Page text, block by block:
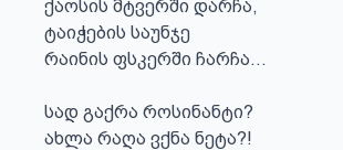
ქაოსის მტვერში დარჩა,
ტაიჭების საუნჯე
რაინის ფსკერში ჩარჩა...
სად გაქრა როსინანტი?
ახლა რაღა ვქნა ნეტა?!